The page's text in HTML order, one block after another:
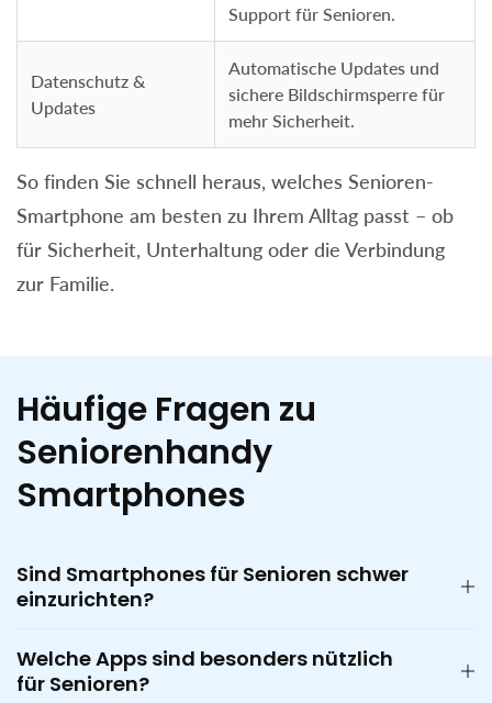
Support für Senioren.
Datenschutz &
Updates
Automatische Updates und
sichere Bildschirmsperre für
mehr Sicherheit.
So finden Sie schnell heraus, welches Senioren-
Smartphone am besten zu Ihrem Alltag passt – ob
für Sicherheit, Unterhaltung oder die Verbindung
zur Familie.
Häufige Fragen zu
Seniorenhandy
Smartphones
Sind Smartphones für Senioren schwer
einzurichten?
Welche Apps sind besonders nützlich
für Senioren?